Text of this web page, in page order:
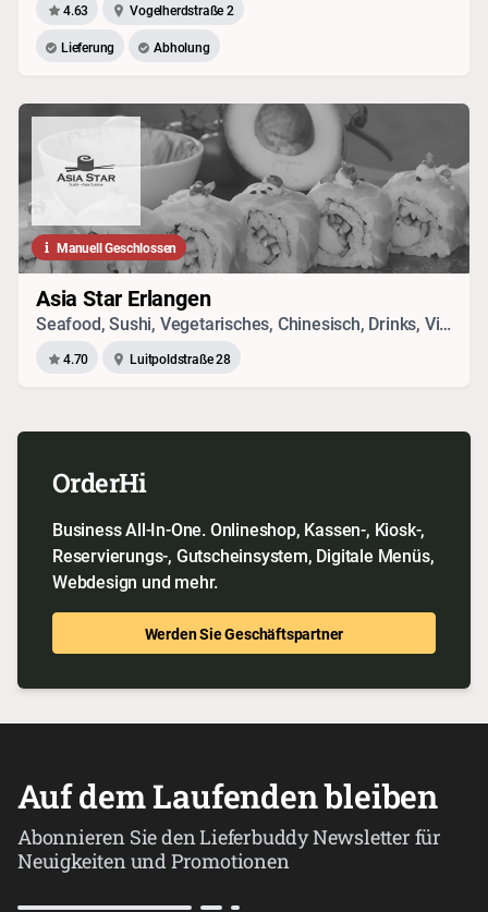
4.63 Vogelherdstraße 2
Lieferung Abholung
Manuell Geschlossen
Asia Star Erlangen
Seafood, Sushi, Vegetarisches, Chinesisch, Drinks, Vietnamesisch, Japanisch, Thai
4.70 Luitpoldstraße 28
OrderHi
Business All-In-One. Onlineshop, Kassen-, Kiosk-,
Reservierungs-, Gutscheinsystem, Digitale Menüs,
Webdesign und mehr.
Werden Sie Geschäftspartner
Auf dem Laufenden bleiben
Abonnieren Sie den Lieferbuddy Newsletter für
Neuigkeiten und Promotionen